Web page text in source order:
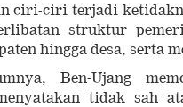
ciri-ciri terjadi
struktur
hingga desa, serta
Ben-Ujang
tidak sah